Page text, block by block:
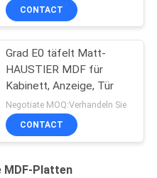
CONTACT
Grad E0 täfelt Matt-
HAUSTIER MDF für
Kabinett, Anzeige, Tür
Negotiate MOQ:Verhandeln Sie
CONTACT
MDF-Platten